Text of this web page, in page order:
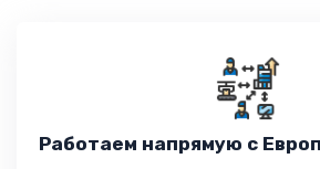
Работаем напрямую с